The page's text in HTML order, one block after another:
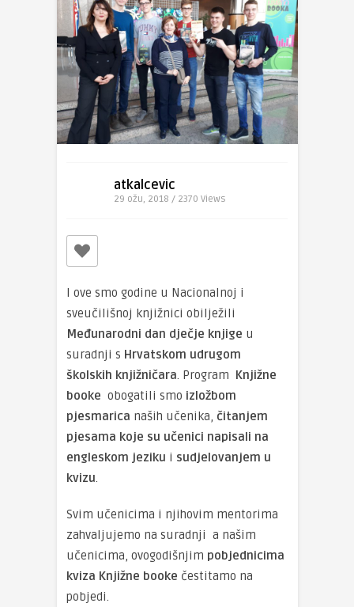
atkalcevic
29 ožu, 2018 / 2370 Views
I ove smo godine u Nacionalnoj i
sveučilišnoj knjižnici obilježili
Međunarodni dan dječje knjige u
suradnji s Hrvatskom udrugom
školskih knjižničara. Program Knjižne
booke obogatili smo izložbom
pjesmarica naših učenika, čitanjem
pjesama koje su učenici napisali na
engleskom jeziku i sudjelovanjem u
kvizu.
Svim učenicima i njihovim mentorima
zahvaljujemo na suradnji a našim
učenicima, ovogodišnjim pobjednicima
kviza Knjižne booke čestitamo na
pobjedi.